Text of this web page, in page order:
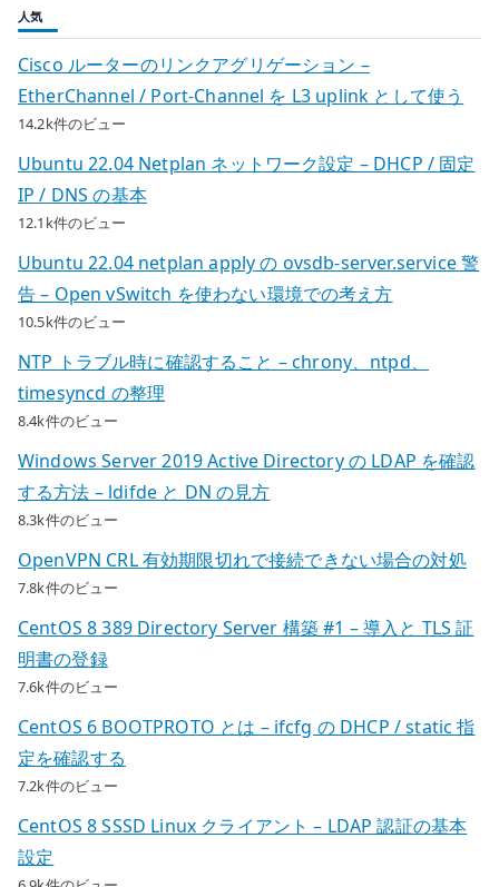
人気
Cisco ルーターのリンクアグリゲーション –
EtherChannel / Port-Channel を L3 uplink として使う
14.2k件のビュー
Ubuntu 22.04 Netplan ネットワーク設定 – DHCP / 固定
IP / DNS の基本
12.1k件のビュー
Ubuntu 22.04 netplan apply の ovsdb-server.service 警
告 – Open vSwitch を使わない環境での考え方
10.5k件のビュー
NTP トラブル時に確認すること – chrony、ntpd、
timesyncd の整理
8.4k件のビュー
Windows Server 2019 Active Directory の LDAP を確認
する方法 – ldifde と DN の見方
8.3k件のビュー
OpenVPN CRL 有効期限切れで接続できない場合の対処
7.8k件のビュー
CentOS 8 389 Directory Server 構築 #1 – 導入と TLS 証
明書の登録
7.6k件のビュー
CentOS 6 BOOTPROTO とは – ifcfg の DHCP / static 指
定を確認する
7.2k件のビュー
CentOS 8 SSSD Linux クライアント – LDAP 認証の基本
設定